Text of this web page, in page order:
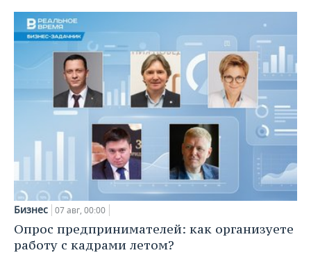
Бизнес 07 авг, 00:00
Опрос предпринимателей: как организуете
работу с кадрами летом?